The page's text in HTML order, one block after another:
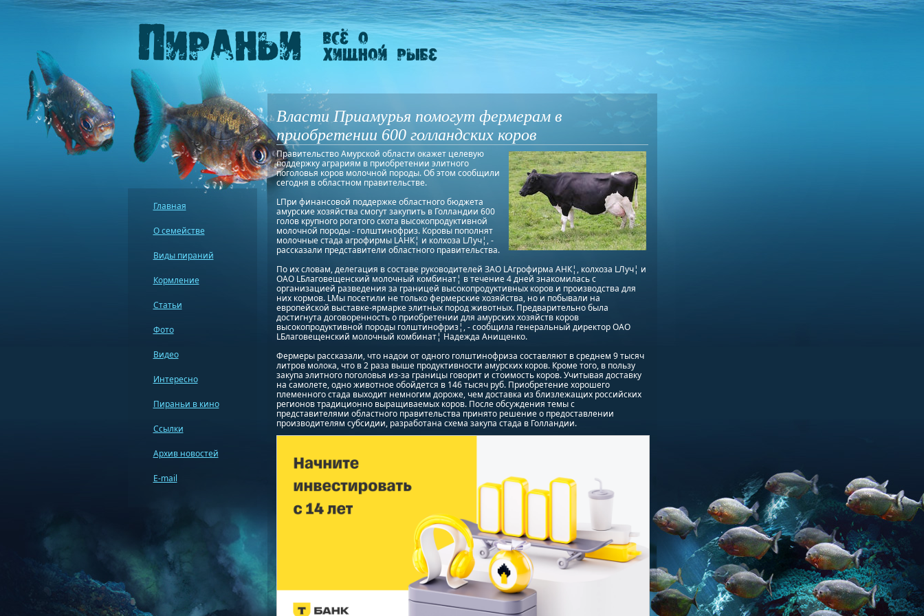
Власти Приамурья помогут фермерам в
приобретении 600 голландских коров
Правительство Амурской области окажет целевую
поддержку аграриям в приобретении элитного
поголовья коров молочной породы. Об этом сообщили
сегодня в областном правительстве.
LПри финансовой поддержке областного бюджета
амурские хозяйства смогут закупить в Голландии 600
голов крупного рогатого скота высокопродуктивной
молочной породы - голштинофриз. Коровы пополнят
молочные стада агрофирмы LАНК¦ и колхоза LЛуч¦, -
рассказали представители областного правительства.
По их словам, делегация в составе руководителей ЗАО LАгрофирма АНК¦, колхоза LЛуч¦ и
ОАО LБлаговещенский молочный комбинат¦ в течение 4 дней знакомилась с
организацией разведения за границей высокопродуктивных коров и производства для
них кормов. LМы посетили не только фермерские хозяйства, но и побывали на
европейской выставке-ярмарке элитных пород животных. Предварительно была
достигнута договоренность о приобретении для амурских хозяйств коров
высокопродуктивной породы голштинофриз¦, - сообщила генеральный директор ОАО
LБлаговещенский молочный комбинат¦ Надежда Анищенко.
Фермеры рассказали, что надои от одного голштинофриза составляют в среднем 9 тысяч
литров молока, что в 2 раза выше продуктивности амурских коров. Кроме того, в пользу
закупа элитного поголовья из-за границы говорит и стоимость коров. Учитывая доставку
на самолете, одно животное обойдется в 146 тысяч руб. Приобретение хорошего
племенного стада выходит немногим дороже, чем доставка из близлежащих российских
регионов традиционно выращиваемых коров. После обсуждения темы с
представителями областного правительства принято решение о предоставлении
производителям субсидии, разработана схема закупа стада в Голландии.
Главная
О семействе
Виды пираний
Кормление
Статьи
Фото
Видео
Интересно
Пираньи в кино
Ссылки
Архив новостей
E-mail